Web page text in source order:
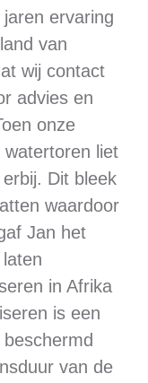
ervaring
van
wij contact
advies en
onze
liet
Dit bleek
waardoor
Jan het
in Afrika
is een
van de